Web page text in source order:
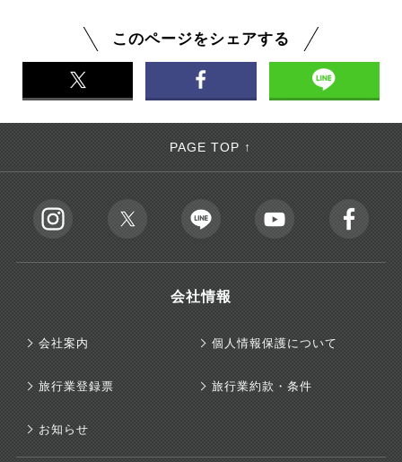
このページをシェアする
PAGE TOP ↑
会社情報
会社案内 個人情報保護について
旅行業登録票 旅行業約款・条件
お知らせ